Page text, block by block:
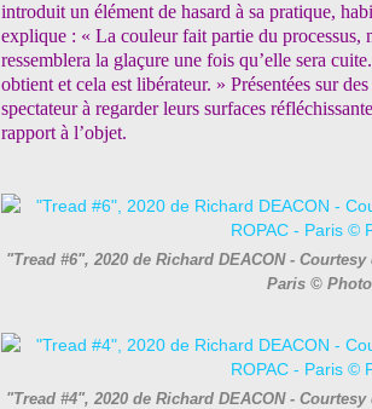
introduit un élément de hasard à sa pratique,
explique : « La couleur fait partie du processus,
ressemblera la glaçure une fois qu’elle sera
obtient et cela est libérateur. » Présentées sur
spectateur à regarder leurs surfaces
rapport à l’objet.
"Tread #6", 2020 de Richard DEACON -
Paris ©
"Tread #4", 2020 de Richard DEACON -